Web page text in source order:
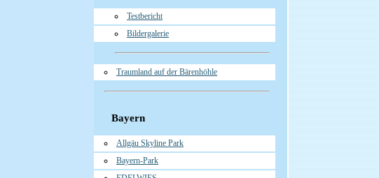
Testbericht
Bildergalerie
Traumland auf der Bärenhöhle
Bayern
Allgäu Skyline Park
Bayern-Park